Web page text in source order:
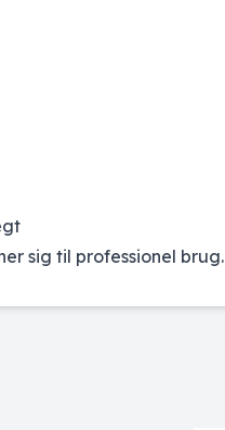
sig til professionel brug.